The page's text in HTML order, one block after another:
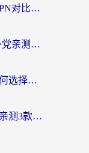
穿梭VPN好用吗？和FlashBackVPN对比哪个回国效果更好？
Quickback和小黑牛哪个好？海外党亲测指南，选对回国加速器秒回国内
迅游和银河好用吗？海外用户如何选择回国加速器实现无缝访问国内资源
穿梭和奇游手游好用吗？海外党亲测3款回国加速器，附蜜蜂加速器七天试用攻略